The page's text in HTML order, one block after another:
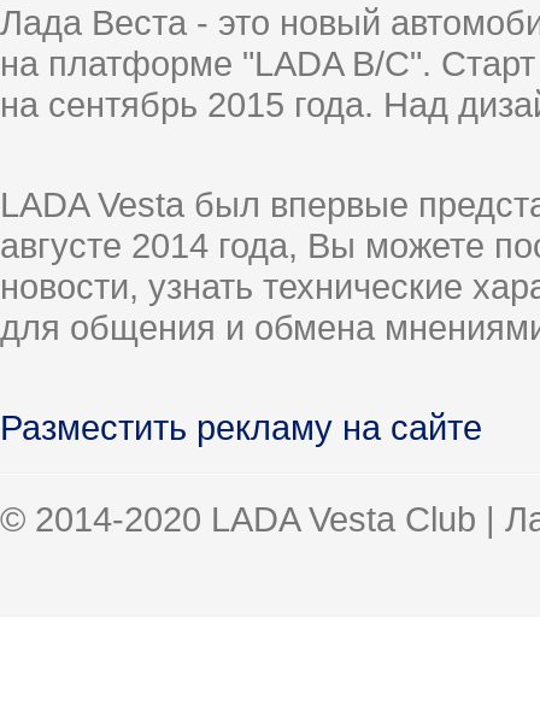
Лада Веста - это новый
на платформе "LADA B/C".
на сентябрь 2015 года. Над
LADA Vesta был впервые
августе 2014 года, Вы можете
новости, узнать технические
для общения и обмена
Разместить рекламу на сайте
© 2014-2020 LADA Vesta Club |